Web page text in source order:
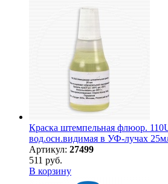
Краска штемпельная флюор.
вод.осн.видимая в УФ-лучах
Артикул: 27499
511 руб.
В корзину